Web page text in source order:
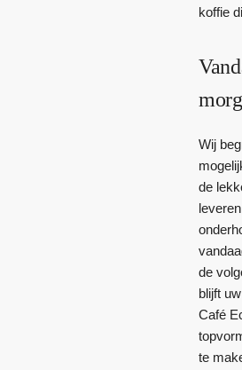
koffie
Wij
de
de
blijft
Café
te